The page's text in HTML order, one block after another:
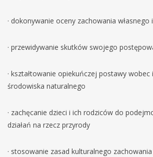
· dokonywanie oceny zachowania własnego
· przewidywanie skutków swojego
· kształtowanie opiekuńczej postawy
środowiska naturalnego
· zachęcanie dzieci i ich rodziców do
działań na rzecz przyrody
· stosowanie zasad kulturalnego